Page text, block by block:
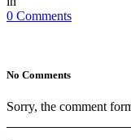
0 Comments
No Comments
Sorry, the comment